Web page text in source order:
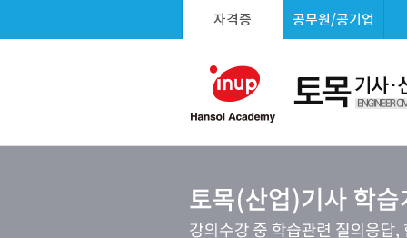
자격증 공무원/공기업